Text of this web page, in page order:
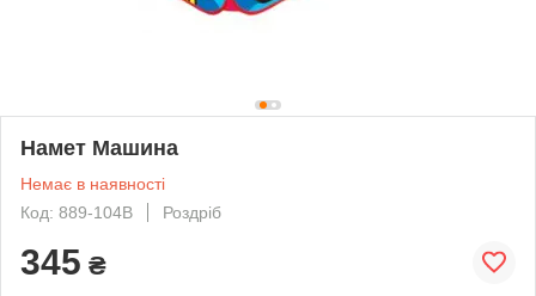
Намет Машина
Немає в наявності
Код: 889-104B
Роздріб
345 ₴